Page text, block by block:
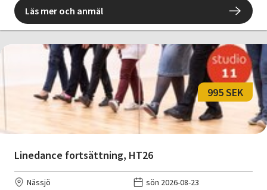
Läs mer och anmäl
Linedance fortsättning, HT26
995 SEK
Nässjö
sön 2026-08-23